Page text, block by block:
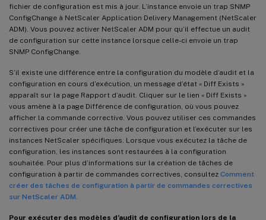
fichier de configuration est mis à jour. L’instance envoie un trap SNMP
ConfigChange à NetScaler Application Delivery Management (NetScaler
ADM). Vous pouvez activer NetScaler ADM pour qu’il effectue un audit
de configuration sur cette instance lorsque celle-ci envoie un trap
SNMP ConfigChange.
S’il existe une différence entre la configuration du modèle d’audit et la
configuration en cours d’exécution, un message d’état « Diff Exists »
apparaît sur la page Rapport d’audit. Cliquer sur le lien « Diff Exists »
vous amène à la page Différence de configuration, où vous pouvez
afficher la commande corrective. Vous pouvez utiliser ces commandes
correctives pour créer une tâche de configuration et l’exécuter sur les
instances NetScaler spécifiques. Lorsque vous exécutez la tâche de
configuration, les instances sont restaurées à la configuration
souhaitée. Pour plus d’informations sur la création de tâches de
configuration à partir de commandes correctives, consultez Comment
créer des tâches de configuration à partir de commandes correctives
sur NetScaler ADM
Pour exécuter des modèles d’audit de configuration lors de la